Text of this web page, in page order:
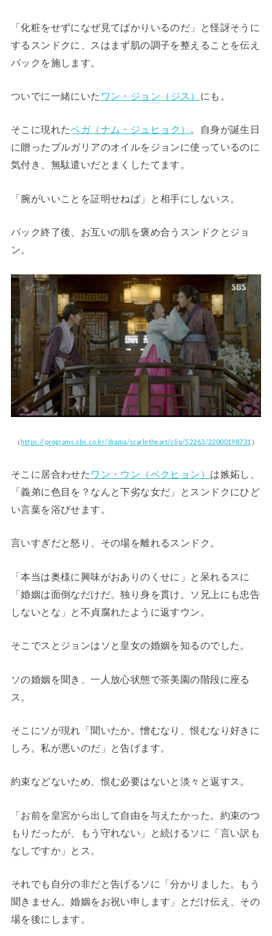
「化粧をせずになぜ見てばかりいるのだ」と怪訝そうに
するスンドクに、スはまず肌の調子を整えることを伝え
パックを施します。
ついでに一緒にいた ワン・ジョン（ジス） にも。
そこに現れたペガ（ナム・ジュヒョク） 。自身が誕生日
に贈ったブルガリアのオイルをジョンに使っているのに
気付き、無駄遣いだとまくしたてます。
「腕がいいことを証明せねば」と相手にしないス。
パック終了後、お互いの肌を褒め合うスンドクとジョ
ン。
（ https://programs.sbs.co.kr/drama/scarletheart/clip/52263/22000198731 ）
そこに居合わせた ワン・ウン（ベクヒョン） は嫉妬し、
「義弟に色目を？なんと下劣な女だ」とスンドクにひど
い言葉を浴びせます。
言いすぎだと怒り、その場を離れるスンドク。
「本当は奥様に興味がおありのくせに」と呆れるスに
「婚姻は面倒なだけだ。独り身を貫け。ソ兄上にも忠告
しないとな」と不貞腐れたように返すウン。
そこでスとジョンはソと皇女の婚姻を知るのでした。
ソの婚姻を聞き、一人放心状態で茶美園の階段に座る
ス。
そこにソが現れ「聞いたか。憎むなり、恨むなり好きに
しろ。私が悪いのだ」と告げます。
約束などないため、恨む必要はないと淡々と返すス。
「お前を皇宮から出して自由を与えたかった。約束のつ
もりだったが、もう守れない」と続けるソに「言い訳も
なしですか」とス。
それでも自分の非だと告げるソに「分かりました。もう
聞きません。婚姻をお祝い申します」とだけ伝え、その
場を後にします。